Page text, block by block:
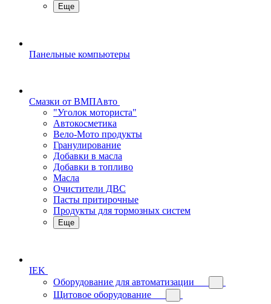
Еще
Панельные компьютеры
Смазки от ВМПАвто
"Уголок моториста"
Автокосметика
Вело-Мото продукты
Гранулирование
Добавки в масла
Добавки в топливо
Масла
Очистители ДВС
Пасты притирочные
Продукты для тормозных систем
Еще
IEK
Оборудование для автоматизации
Щитовое оборудование